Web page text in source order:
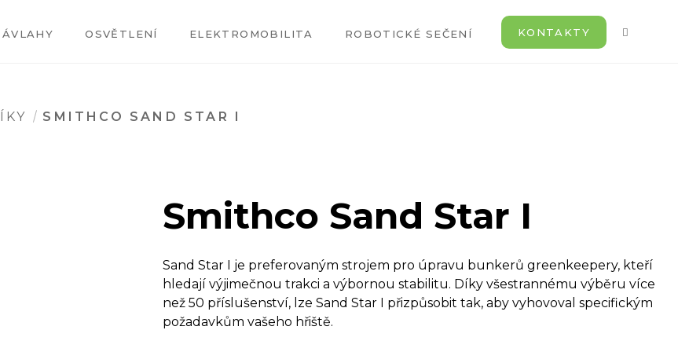
OSVĚTLENÍ ELEKTROMOBILITA ROBOTICKÉ SEČENÍ KONTAKTY
SMITHCO SAND STAR I
Smithco Sand Star I
Sand Star I je preferovaným strojem pro úpravu bunkerů greenkeepery, kteří
hledají výjimečnou trakci a výbornou stabilitu. Díky všestrannému výběru více
než 50 příslušenství, lze Sand Star I přizpůsobit tak, aby vyhovoval specifickým
požadavkům vašeho hřiště.